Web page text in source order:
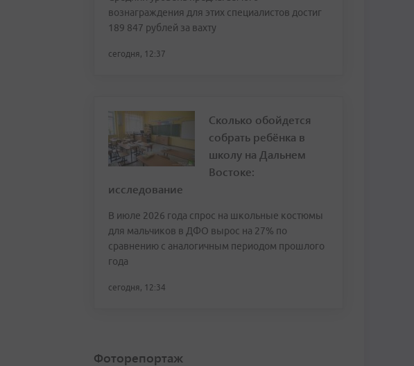
вознаграждения для этих специалистов достиг
189 847 рублей за вахту
сегодня, 12:37
Сколько обойдется
собрать ребёнка в
школу на Дальнем
Востоке:
исследование
В июле 2026 года спрос на школьные костюмы
для мальчиков в ДФО вырос на 27% по
сравнению с аналогичным периодом прошлого
года
сегодня, 12:34
Фоторепортаж